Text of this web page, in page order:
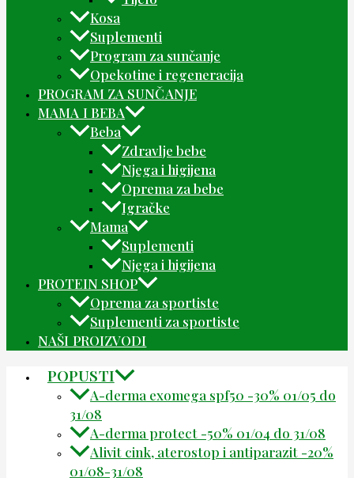
Kosa
Suplementi
Program za sunčanje
Opekotine i regeneracija
PROGRAM ZA SUNČANJE
MAMA I BEBA
Beba
Zdravlje bebe
Njega i higijena
Oprema za bebe
Igračke
Mama
Suplementi
Njega i higijena
PROTEIN SHOP
Oprema za sportiste
Suplementi za sportiste
NAŠI PROIZVODI
POPUSTI
A-derma exomega spf50 -30% 01/05 do
31/08
A-derma protect -50% 01/04 do 31/08
Alivit cink, aterostop i antiparazit -20%
01/08-31/08